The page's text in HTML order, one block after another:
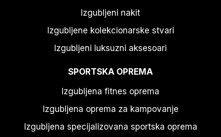
Izgubljeni nakit
Izgubljene kolekcionarske stvari
Izgubljeni luksuzni aksesoari
SPORTSKA OPREMA
Izgubljena fitnes oprema
Izgubljena oprema za kampovanje
Izgubljena specijalizovana sportska oprema